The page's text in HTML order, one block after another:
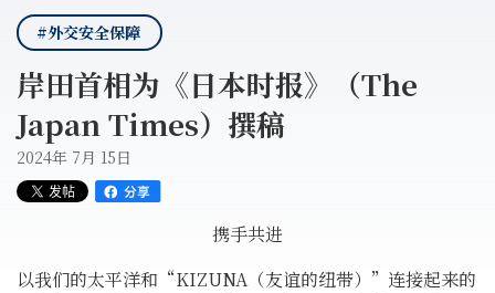
#外交安全保障
岸田首相为《日本时报》（The
Japan Times）撰稿
2024年 7月 15日
携手共进
以我们的太平洋和“KIZUNA（友谊的纽带）”连接起来的